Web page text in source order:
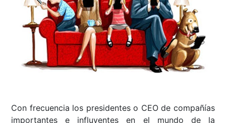
Con frecuencia los presidentes o CEO de compañías
importantes e influyentes en el mundo de la